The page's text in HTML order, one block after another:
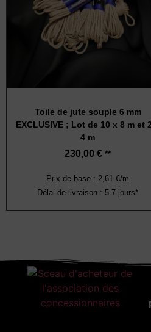
Toile de jute souple 6 mm
EXCLUSIVE ; Lot de 10 x 8 m et
4 m
230,00 € **
Prix de base : 2,61 €/m
Délai de livraison : 5-7 jours*